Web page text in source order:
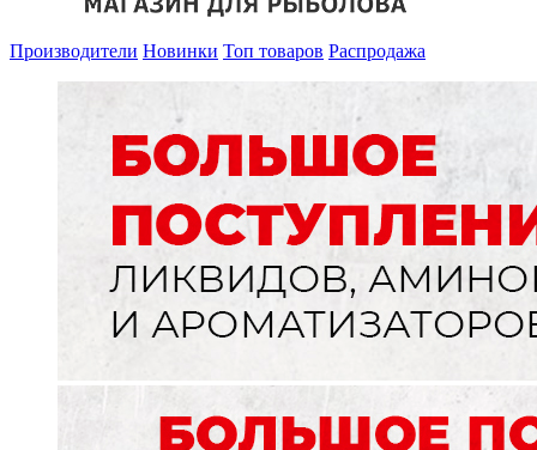
Производители Новинки Топ товаров Распродажа